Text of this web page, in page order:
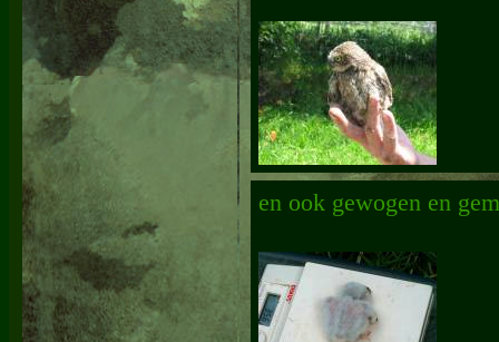
en ook gewogen en